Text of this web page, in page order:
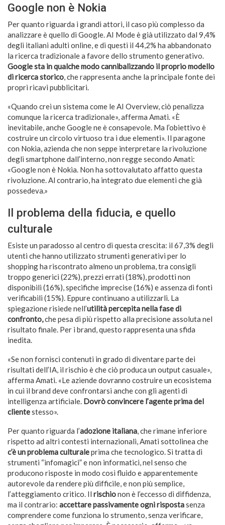
Google non è Nokia
Per quanto riguarda i grandi attori, il caso più complesso da
analizzare è quello di Google. AI Mode è già utilizzato dal 9,4%
degli italiani adulti online, e di questi il 44,2% ha abbandonato
la ricerca tradizionale a favore dello strumento generativo.
Google sta in qualche modo cannibalizzando il proprio modello
di ricerca storico , che rappresenta anche la principale fonte dei
propri ricavi pubblicitari.
«Quando crei un sistema come le AI Overview, ciò penalizza
comunque la ricerca tradizionale», afferma Amati. «È
inevitabile, anche Google ne è consapevole. Ma l’obiettivo è
costruire un circolo virtuoso tra i due elementi». Il paragone
con Nokia, azienda che non seppe interpretare la rivoluzione
degli smartphone dall’interno, non regge secondo Amati:
«Google non è Nokia. Non ha sottovalutato affatto questa
rivoluzione. Al contrario, ha integrato due elementi che già
possedeva.»
Il problema della fiducia, e quello
culturale
Esiste un paradosso al centro di questa crescita: il 67,3% degli
utenti che hanno utilizzato strumenti generativi per lo
shopping ha riscontrato almeno un problema, tra consigli
troppo generici (22%), prezzi errati (18%), prodotti non
disponibili (16%), specifiche imprecise (16%) e assenza di fonti
verificabili (15%). Eppure continuano a utilizzarli. La
spiegazione risiede nell’utilità percepita nella fase di
confronto,che pesa di più rispetto alla precisione assoluta nel
risultato finale. Per i brand, questo rappresenta una sfida
inedita.
«Se non fornisci contenuti in grado di diventare parte dei
risultati dell’IA, il rischio è che ciò produca un output casuale»,
afferma Amati. «Le aziende dovranno costruire un ecosistema
in cui il brand deve confrontarsi anche con gli agenti di
intelligenza artificiale. Dovrò convincere l’agente prima del
clientestesso».
Per quanto riguarda l’adozione italiana , che rimane inferiore
rispetto ad altri contesti internazionali, Amati sottolinea che
c’è un problema culturaleprima che tecnologico. Si tratta di
strumenti “infomagici” e non informatici, nel senso che
producono risposte in modo così fluido e apparentemente
autorevole da rendere più difficile, e non più semplice,
l’atteggiamento critico. Il rischionon è l’eccesso di diffidenza,
ma il contrario: accettare passivamente ogni rispostasenza
comprendere come funziona lo strumento, senza verificare,